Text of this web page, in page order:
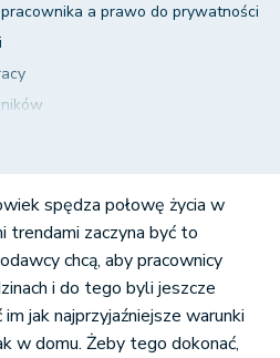
a prawo do prywatności
przekroczy swoje prawo do
pracy – podsumowanie
spędza połowę życia w
trendami zaczyna być to
chcą, aby pracownicy
i do tego byli jeszcze
jak najprzyjaźniejsze warunki
w domu. Żeby tego dokonać,